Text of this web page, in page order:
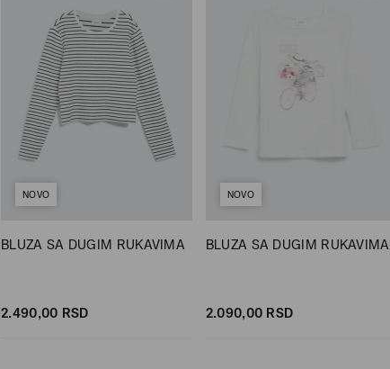
NOVO
BLUZA SA DUGIM RUKAVIMA
2.490,00 RSD
NOVO
BLUZA SA DUGIM RUKAVIMA
2.090,00 RSD